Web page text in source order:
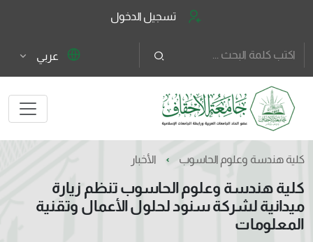
تسجيل الدخول
عربي
كلية هندسة وعلوم الحاسوب الأخبار
كلية هندسة وعلوم الحاسوب تنظم زيارة
ميدانية لشركة سنود لحلول الأعمال وتقنية
المعلومات